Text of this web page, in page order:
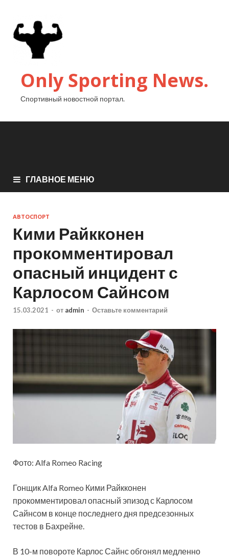
Only Sporting News.
Спортивный новостной портал.
ГЛАВНОЕ МЕНЮ
АВТОСПОРТ
Кими Райкконен
прокомментировал
опасный инцидент с
Карлосом Сайнсом
15.03.2021 - от admin - Оставьте комментарий
Фото: Alfa Romeo Racing
Гонщик Alfa Romeo Кими Райкконен
прокомментировал опасный эпизод с Карлосом
Сайнсом в конце последнего дня предсезонных
тестов в Бахрейне.
В 10-м повороте Карлос Сайнс обгонял медленно